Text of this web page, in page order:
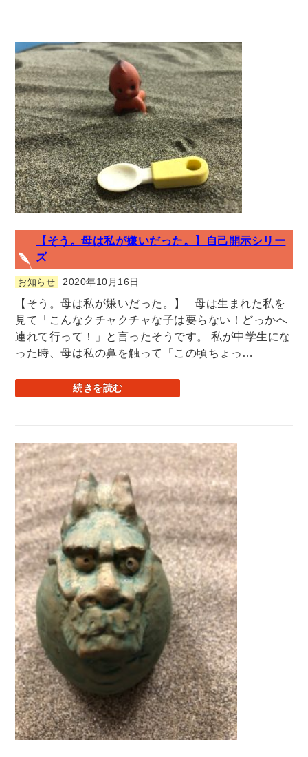
【そう。母は私が嫌いだった。】自己開示シリー
ズ
お知らせ 2020年10月16日
【そう。母は私が嫌いだった。】 母は生まれた私を
見て「こんなクチャクチャな子は要らない！どっかへ
連れて行って！」と言ったそうです。 私が中学生にな
った時、母は私の鼻を触って「この頃ちょっ…
続きを読む